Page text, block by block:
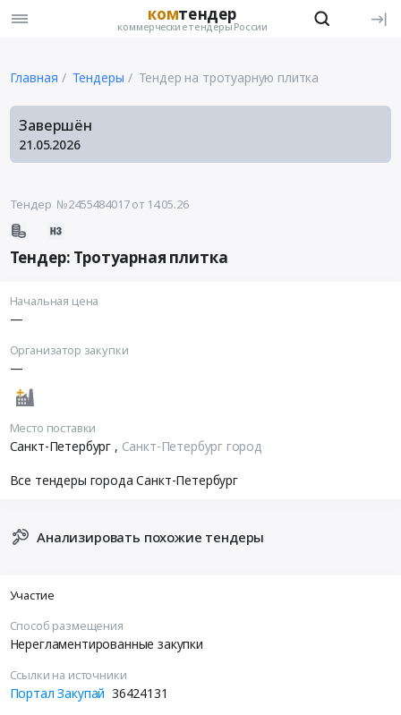
комтендер
коммерческие тендеры России
Главная Тендеры Тендер на тротуарную плитка
Завершён
21.05.2026
Тендер №2455484017от 14.05.26
Тендер: Тротуарная плитка
Начальная цена
—
Организатор закупки
—
Место поставки
Санкт-Петербург , Санкт-Петербург город
Все тендеры города Санкт-Петербург
Анализировать похожие тендеры
Участие
Способ размещения
Нерегламентированные закупки
Ссылки на источники
Портал Закупай 36424131